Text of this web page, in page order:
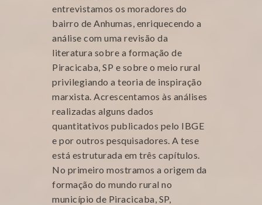
entrevistamos os moradores do
bairro de Anhumas, enriquecendo a
análise com uma revisão da
literatura sobre a formação de
Piracicaba, SP e sobre o meio rural
privilegiando a teoria de inspiração
marxista. Acrescentamos às análises
realizadas alguns dados
quantitativos publicados pelo IBGE
e por outros pesquisadores. A tese
está estruturada em três capítulos.
No primeiro mostramos a origem da
formação do mundo rural no
município de Piracicaba, SP,